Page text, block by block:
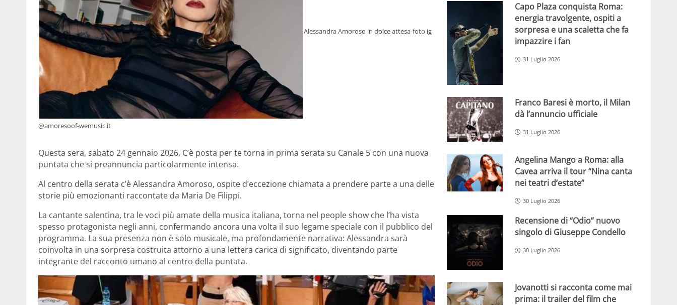
Alessandra Amoroso in dolce attesa-foto ig
@amoresoof-wemusic.it
Questa sera, sabato 24 gennaio 2026, C’è posta per te torna in prima serata su Canale 5 con una nuova
puntata che si preannuncia particolarmente intensa.
Al centro della serata c’è Alessandra Amoroso, ospite d’eccezione chiamata a prendere parte a una delle
storie più emozionanti raccontate da Maria De Filippi.
La cantante salentina, tra le voci più amate della musica italiana, torna nel people show che l’ha vista
spesso protagonista negli anni, confermando ancora una volta il suo legame speciale con il pubblico del
programma. La sua presenza non è solo musicale, ma profondamente narrativa: Alessandra sarà
coinvolta in una sorpresa costruita attorno a una lettera carica di significato, diventando parte
integrante del racconto umano al centro della puntata.
Capo Plaza conquista Roma:
energia travolgente, ospiti a
sorpresa e una scaletta che fa
impazzire i fan
31 Luglio 2026
Franco Baresi è morto, il Milan
dà l’annuncio ufficiale
31 Luglio 2026
Angelina Mango a Roma: alla
Cavea arriva il tour “Nina canta
nei teatri d’estate”
30 Luglio 2026
Recensione di “Odio” nuovo
singolo di Giuseppe Condello
30 Luglio 2026
Jovanotti si racconta come mai
prima: il trailer del film che